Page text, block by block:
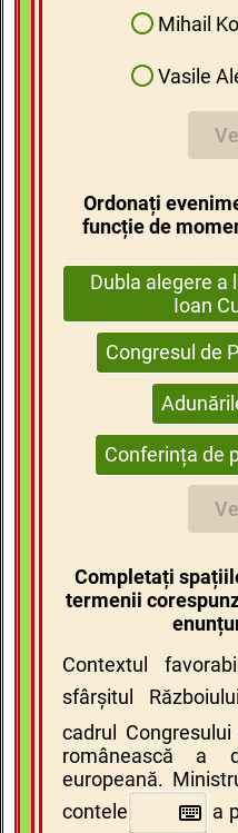
Mihail
Vasile
Ordonați
funcție de
Dubla alegere a
Ioan
Congresul de
Conferința de
Completați
termenii
Contextul
sfârșitul
cadrul
românească a
europeană.
contele
a